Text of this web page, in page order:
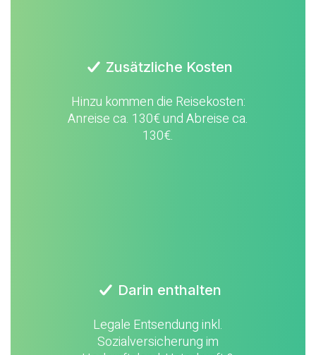
Zusätzliche Kosten
Hinzu kommen die Reisekosten:
Anreise ca. 130€ und Abreise ca.
130€.
Darin enthalten
Legale Entsendung inkl.
Sozialversicherung im